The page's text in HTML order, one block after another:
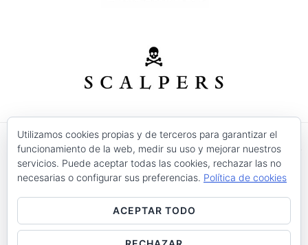
© 2026 Modas Isabel - C/ Verónica Nº 30 - CP. 30520 -
Jumilla (Murcia)
Precios válidos salvo error tipográfico o fin de
existencias.
Condiciones de Uso
Utilizamos cookies propias y de terceros para garantizar el
funcionamiento de la web, medir su uso y mejorar nuestros
servicios. Puede aceptar todas las cookies, rechazar las no
necesarias o configurar sus preferencias. Política de cookies
ACEPTAR TODO